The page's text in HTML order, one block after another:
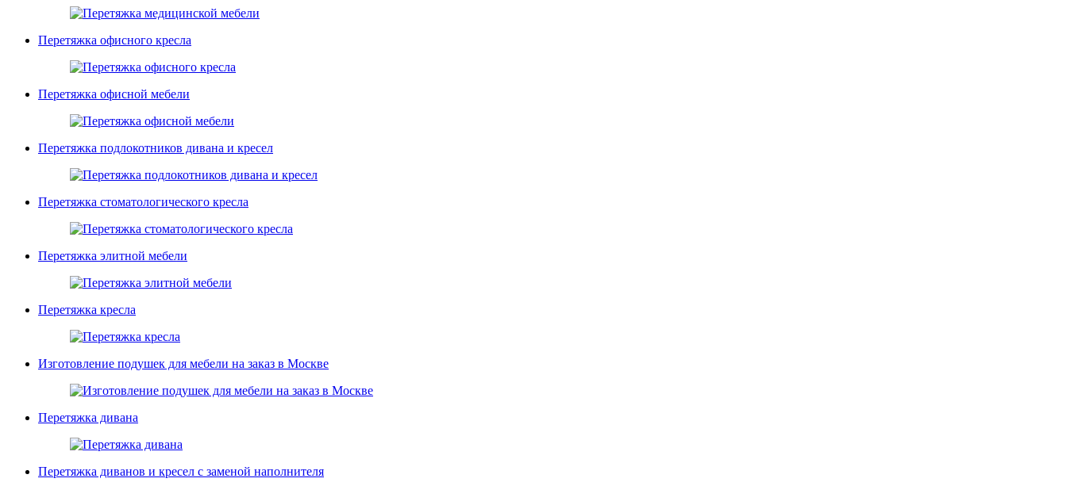
Перетяжка офисного кресла
Перетяжка офисной мебели
Перетяжка подлокотников дивана и кресел
Перетяжка стоматологического кресла
Перетяжка элитной мебели
Перетяжка кресла
Изготовление подушек для мебели на заказ в Москве
Перетяжка дивана
Перетяжка диванов и кресел с заменой наполнителя